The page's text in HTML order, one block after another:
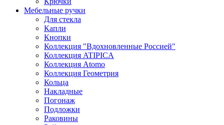
Мебельные ручки
Для стекла
Капли
Кнопки
Коллекция "Вдохновленные Россией"
Коллекция ATIPICA
Коллекция Atomo
Коллекция Геометрия
Кольца
Накладные
Погонаж
Подложки
Раковины